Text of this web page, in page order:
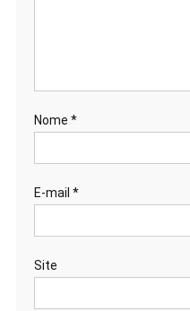
Nome *
E-mail *
Site